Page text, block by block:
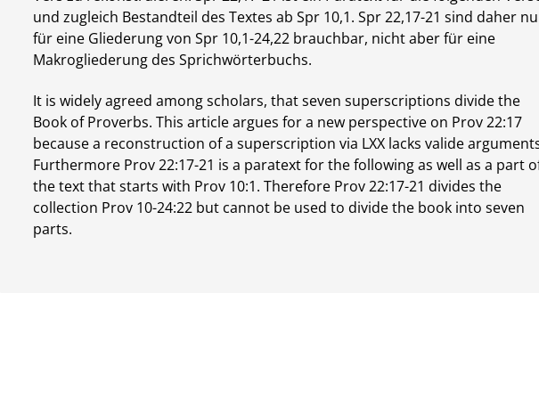
und zugleich Bestandteil des Textes ab Spr 10,1. Spr 22,17-21 sind daher
für eine Gliederung von Spr 10,1-24,22 brauchbar, nicht aber für eine
Makrogliederung des Sprichwörterbuchs.
It is widely agreed among scholars, that seven superscriptions divide the
Book of Proverbs. This article argues for a new perspective on Prov 22:17
because a reconstruction of a superscription via LXX lacks valide
Furthermore Prov 22:17-21 is a paratext for the following as well as a part
the text that starts with Prov 10:1. Therefore Prov 22:17-21 divides the
collection Prov 10-24:22 but cannot be used to divide the book into seven
parts.